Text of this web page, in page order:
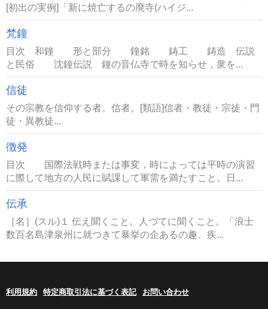
[初出の実例]「新に焼亡するの廃寺(ハイジ...
梵鐘
目次 和鐘 形と部分 鐘銘 鋳工 鋳造 伝説
と民俗 沈鐘伝説 鐘の音仏寺で時を知らせ，衆を...
信徒
その宗教を信仰する者。信者。[類語]信者・教徒・宗徒・門
徒・異教徒...
徴発
目次 国際法戦時または事変，時によっては平時の演習
に際して地方の人民に賦課して軍需を満たすこと。日...
伝承
［名］(スル)１ 伝え聞くこと。人づてに聞くこと。「浪士
数百名島津泉州に就つきて暴挙の企あるの趣、疾...
利用規約 特定商取引法に基づく表記 お問い合わせ